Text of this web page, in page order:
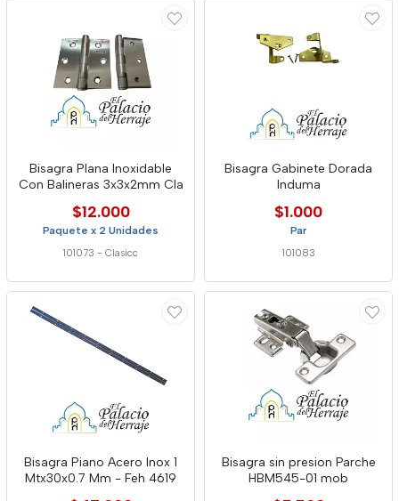
Bisagra Plana Inoxidable
Con Balineras 3x3x2mm Cla
$12.000
Paquete x 2 Unidades
101073 - Clasicc
Bisagra Gabinete Dorada
Induma
$1.000
Par
101083
Bisagra Piano Acero Inox 1
Mtx30x0.7 Mm - Feh 4619
Bisagra sin presion Parche
HBM545-01 mob